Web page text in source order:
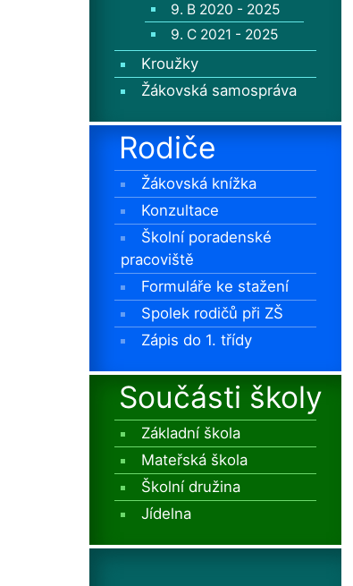
9. B 2020 - 2025
9. C 2021 - 2025
Kroužky
Žákovská samospráva
Rodiče
Žákovská knížka
Konzultace
Školní poradenské
pracoviště
Formuláře ke stažení
Spolek rodičů při ZŠ
Zápis do 1. třídy
Součásti školy
Základní škola
Mateřská škola
Školní družina
Jídelna